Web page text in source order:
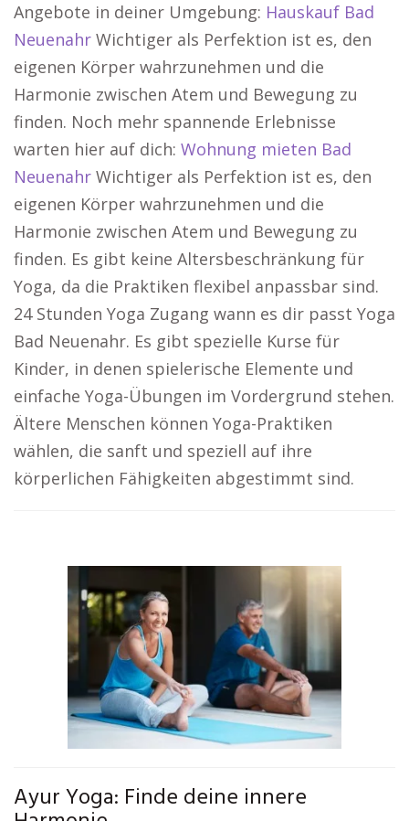
Angebote in deiner Umgebung: Hauskauf Bad
Neuenahr Wichtiger als Perfektion ist es, den
eigenen Körper wahrzunehmen und die
Harmonie zwischen Atem und Bewegung zu
finden. Noch mehr spannende Erlebnisse
warten hier auf dich: Wohnung mieten Bad
Neuenahr Wichtiger als Perfektion ist es, den
eigenen Körper wahrzunehmen und die
Harmonie zwischen Atem und Bewegung zu
finden. Es gibt keine Altersbeschränkung für
Yoga, da die Praktiken flexibel anpassbar sind.
24 Stunden Yoga Zugang wann es dir passt Yoga
Bad Neuenahr. Es gibt spezielle Kurse für
Kinder, in denen spielerische Elemente und
einfache Yoga-Übungen im Vordergrund stehen.
Ältere Menschen können Yoga-Praktiken
wählen, die sanft und speziell auf ihre
körperlichen Fähigkeiten abgestimmt sind.
Ayur Yoga: Finde deine innere